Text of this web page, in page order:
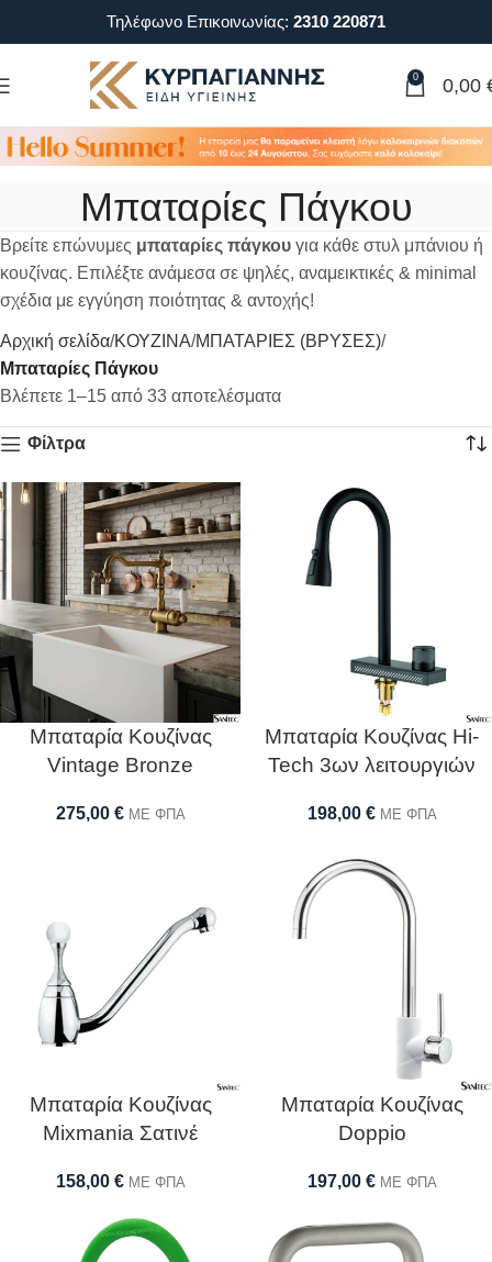
Τηλέφωνο Επικοινωνίας: 2310 220871
0 0,00
Μπαταρίες Πάγκου
Βρείτε επώνυμες μπαταρίες πάγκου για κάθε στυλ μπάνιου ή
κουζίνας. Επιλέξτε ανάμεσα σε ψηλές, αναμεικτικές & minimal
σχέδια με εγγύηση ποιότητας & αντοχής!
Αρχική σελίδα ΚΟΥΖΙΝΑ ΜΠΑΤΑΡΙΕΣ (ΒΡΥΣΕΣ)
Μπαταρίες Πάγκου
Βλέπετε 1–15 από 33 αποτελέσματα
Φίλτρα
Μπαταρία Κουζίνας
Vintage Bronze
275,00 € ΜΕ ΦΠΑ
Μπαταρία Κουζίνας Hi-
Tech 3ων λειτουργιών
198,00 € ΜΕ ΦΠΑ
Μπαταρία Κουζίνας
Mixmania Σατινέ
158,00 € ΜΕ ΦΠΑ
Μπαταρία Κουζίνας
Doppio
197,00 € ΜΕ ΦΠΑ